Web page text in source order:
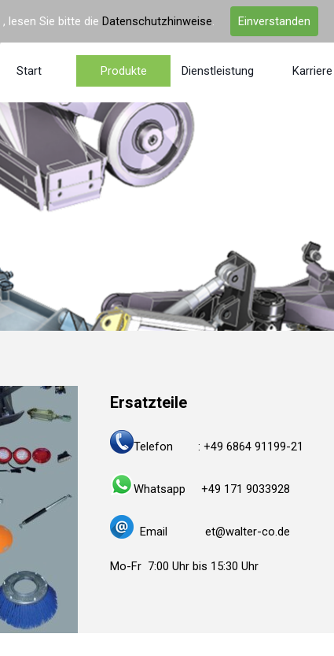
lesen Sie bitte die Datenschutzhinweise. Einverstanden
Start Produkte Dienstleistung Karriere
Ersatzteile
Telefon : +49 6864 91199-21
Whatsapp +49 171 9033928
Email et@walter-co.de
Mo-Fr 7:00 Uhr bis 15:30 Uhr